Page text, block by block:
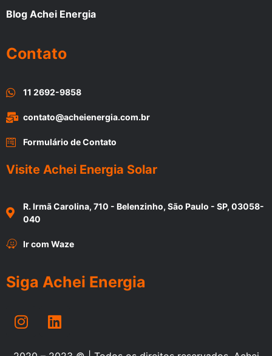
Blog Achei Energia
Contato
11 2692-9858
contato@acheienergia.com.br
Formulário de Contato
Visite Achei Energia Solar
R. Irmã Carolina, 710 - Belenzinho, São Paulo - SP, 03058-
040
Ir com Waze
Siga Achei Energia